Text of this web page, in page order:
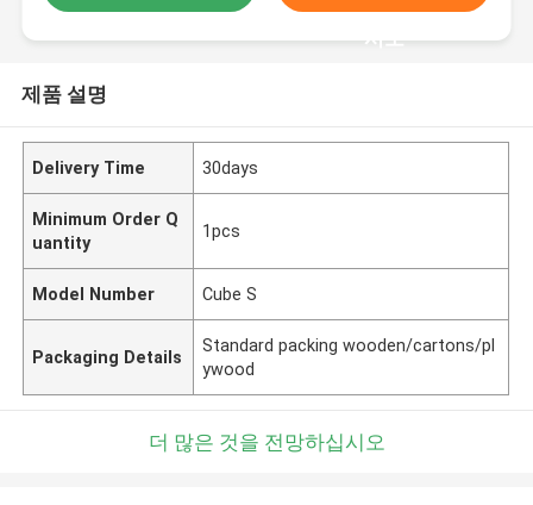
시오
제품 설명
Delivery Time 30days
Minimum Order Q
uantity
1pcs
Model Number Cube S
Packaging Details
Standard packing wooden/cartons/pl
ywood
더 많은 것을 전망하십시오